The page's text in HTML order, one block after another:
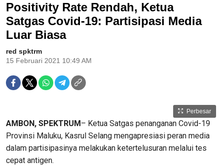
Positivity Rate Rendah, Ketua
Satgas Covid-19: Partisipasi Media
Luar Biasa
red spktrm
15 Februari 2021 10:49 AM
Perbesar
AMBON, SPEKTRUM– Ketua Satgas penanganan Covid-19
Provinsi Maluku, Kasrul Selang mengapresiasi peran media
dalam partisipasinya melakukan ketertelusuran melalui tes
cepat antigen.